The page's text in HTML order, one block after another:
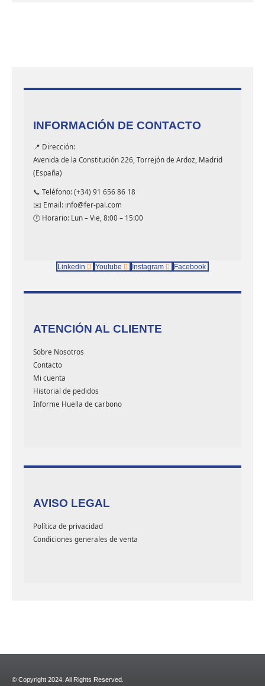
INFORMACIÓN DE CONTACTO
📍 Dirección:
Avenida de la Constitución 226, Torrejón de Ardoz, Madrid
(España)
📞 Teléfono: (+34) 91 656 86 18
✉️ Email: info@fer-pal.com
🕐 Horario: Lun – Vie, 8:00 – 15:00
Linkedin Youtube Instagram Facebook
ATENCIÓN AL CLIENTE
Sobre Nosotros
Contacto
Mi cuenta
Historial de pedidos
Informe Huella de carbono
AVISO LEGAL
Política de privacidad
Condiciones generales de venta
© Copyright 2024. All Rights Reserved.